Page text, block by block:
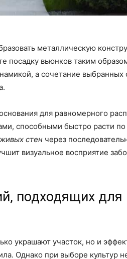
металлическую
посадку вьюнков таким
а сочетание выбранных
для равномерного
способными быстро расти
живых стен через
визуальное восприятие
подходящих для
украшают участок, но и
Однако при выборе культур